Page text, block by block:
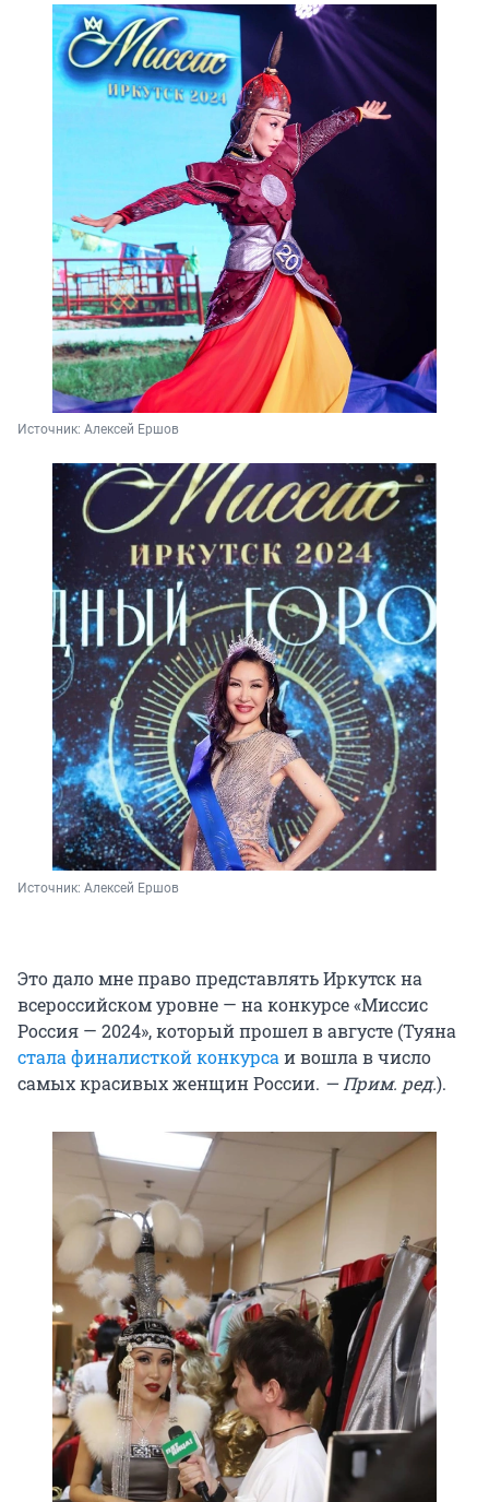
Источник: Алексей Ершов
Источник: Алексей Ершов
Это дало мне право представлять Иркутск на
всероссийском уровне — на конкурсе «Миссис
Россия — 2024», который прошел в августе (Туяна
стала финалисткой конкурса и вошла в число
самых красивых женщин России. — Прим. ред.).